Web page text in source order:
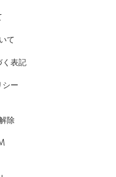
て
く表記
シー
除